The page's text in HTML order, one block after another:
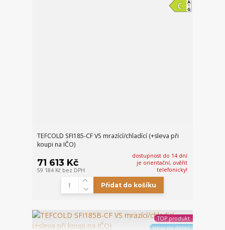
TEFCOLD SFI185-CF VS mrazící/chladící (+sleva při
koupi na IČO)
71 613 Kč
59 184 Kč bez DPH
dostupnost do 14 dní
je orientační, ověřit
telefonicky!
Přidat do košíku
TOP produkt
sleva na dotaz